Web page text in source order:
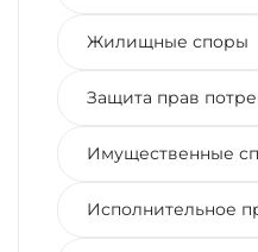
Жилищные споры
Защита прав
Имущественные
Исполнительное